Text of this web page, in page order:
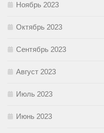
Ноябрь 2023
Октябрь 2023
Сентябрь 2023
Август 2023
Июль 2023
Июнь 2023